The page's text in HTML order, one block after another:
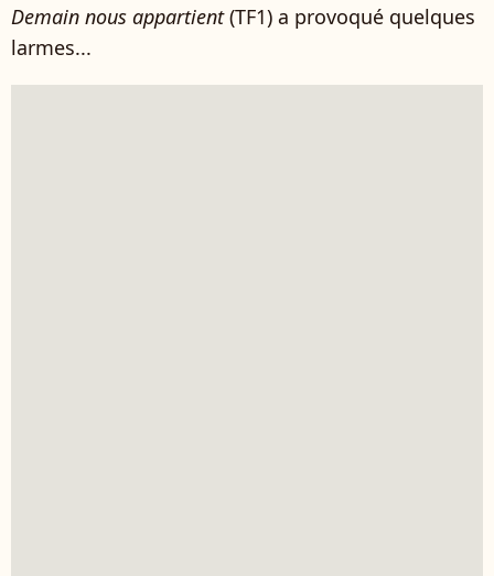
Demain nous appartient(TF1) a provoqué quelques
larmes...